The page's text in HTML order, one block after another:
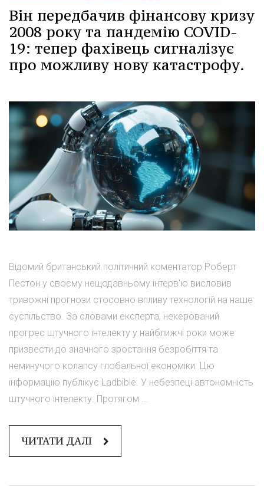
Він передбачив фінансову кризу
2008 року та пандемію COVID-
19: тепер фахівець сигналізує
про можливу нову катастрофу.
Відомий британський політичний коментатор Роберт
Пестон у своєму нещодавньому інтерв'ю висловив
тривожні прогнози стосовно впливу технологій на наше
суспільство. За словами експерта, некерований
прогрес штучного інтелекту у найближчі роки може
призвести до значного зростання безробіття та
неминучого колапсу глобальної економіки. Цю
інформацію публікує Ladbible. У небезпеці автономність
штучного інтелекту. Протягом ...
ЧИТАТИ ДАЛІ